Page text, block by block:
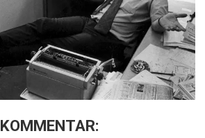
KOMMENTAR: